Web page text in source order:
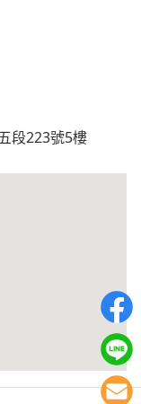
段223號5樓